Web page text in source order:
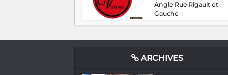
Angle Rue Rigault et
Gauche
ARCHIVES